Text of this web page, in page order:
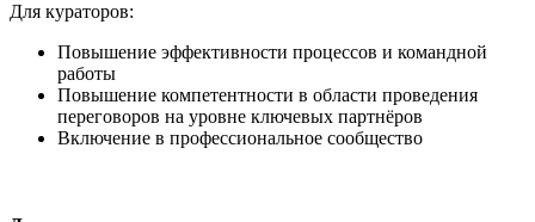
Для кураторов:
Повышение эффективности процессов и командной
работы
Повышение компетентности в области проведения
переговоров на уровне ключевых партнёров
Включение в профессиональное сообщество